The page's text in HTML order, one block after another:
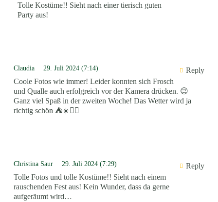
Tolle Kostüme!! Sieht nach einer tierisch guten
Party aus!
Claudia 29. Juli 2024 (7:14)
Reply
Coole Fotos wie immer! Leider konnten sich Frosch
und Qualle auch erfolgreich vor der Kamera drücken. 😉
Ganz viel Spaß in der zweiten Woche! Das Wetter wird ja
richtig schön ⛺️☀️👍🏼
Christina Saur 29. Juli 2024 (7:29)
Reply
Tolle Fotos und tolle Kostüme!! Sieht nach einem
rauschenden Fest aus! Kein Wunder, dass da gerne
aufgeräumt wird…